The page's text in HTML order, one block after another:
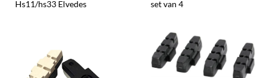
Hs11/hs33 Elvedes
set van 4